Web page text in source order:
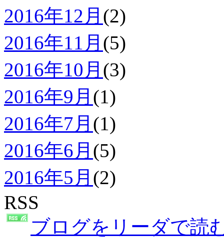
2016年12月 (2)
2016年11月 (5)
2016年10月 (3)
2016年9月 (1)
2016年7月 (1)
2016年6月 (5)
2016年5月 (2)
RSS
ブログをリーダで読